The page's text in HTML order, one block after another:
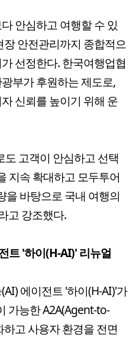
안심하고 여행할 수 있
안전관리까지 종합적으
선정한다. 한국여행업협
부가 후원하는 제도로,
신뢰를 높이기 위해 운
도 고객이 안심하고 선택
지속 확대하고 모두투어
을 바탕으로 국내 여행의
고 강조했다.
트 '하이(H-AI)' 리뉴얼
에이전트 '하이(H-AI)'가
가능한 A2A(Agent-to-
고 사용자 환경을 전면